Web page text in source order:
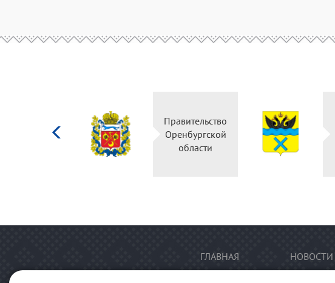
Правительство
Оренбургской
области
ГЛАВНАЯ НОВОСТИ